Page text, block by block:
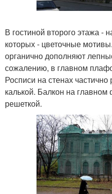
В гостиной второго этажа -
которых - цветочные
органично дополняют
сожалению, в главном
Росписи на стенах
калькой. Балкон на
решеткой.